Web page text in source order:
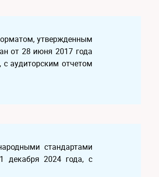
утвержденным
от 28 июня 2017 года
аудиторским отчетом
стандартами
декабря 2024 года, с